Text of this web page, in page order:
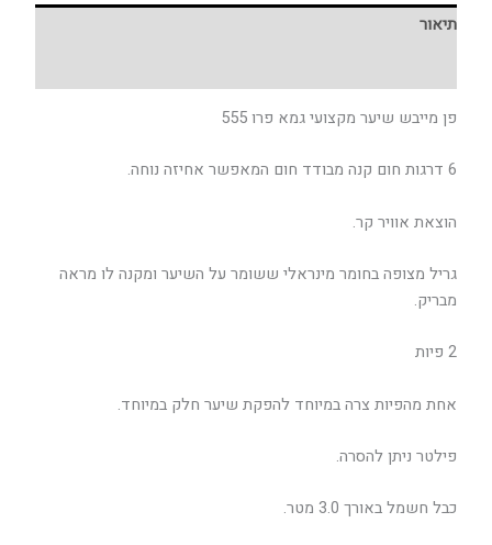
תיאור
פן מייבש שיער מקצועי גמא פרו 555
6‬ דרגות‭ ‬חום קנה‭ ‬מבודד‭ ‬חום‭ ‬המאפשר‭ ‬אחיזה‭ ‬נוחה.
הוצאת‭ ‬אוויר‭ ‬קר.
גריל‭ ‬מצופה‭ ‬בחומר‭ ‬מינראלי‭ ‬ששומר‭ ‬על‭ ‬השיער‭ ‬ומקנה‭ ‬לו‭ ‬מראה‭
‬מבריק.
2 פיות
אחת‭ ‬מהפיות‭ ‬צרה‭ ‬במיוחד‭ ‬להפקת‭ ‬שיער‭ ‬חלק‭ ‬במיוחד.
פילטר‭ ‬ניתן‭ ‬להסרה.
כבל‭ ‬חשמל‭ ‬באורך‭ ‬3.0‭ ‬מטר.